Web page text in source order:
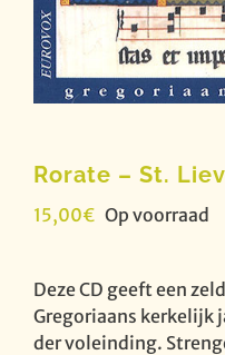
Rorate – St.
15,00€ Op voorraad
Deze CD geeft een
Gregoriaans kerkelijk
der voleinding.